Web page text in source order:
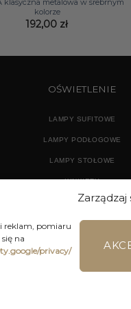
reklam, pomiaru
na
privacy/
klasyczna metalowa w srebrnym
kolorze
192,00 zł
OŚWIETLENIE
LAMPY SUFITOWE
LAMPY PODŁOGOWE
LAMPY STOŁOWE
KINKIETY